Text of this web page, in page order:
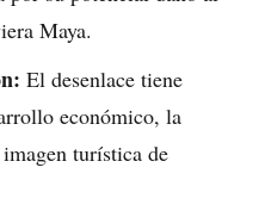
Maya.
El desenlace tiene
económico, la
turística de